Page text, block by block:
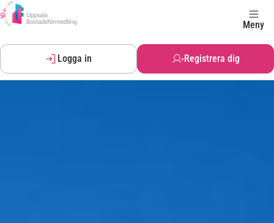
Meny
Logga in Registrera dig